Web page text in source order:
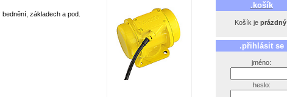
.košík
Košík je prázdný
.přihlásit se
jméno:
heslo:
základech a pod.